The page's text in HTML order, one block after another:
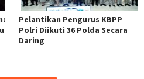
Pelantikan Pengurus KBPP
Polri Diikuti 36 Polda Secara
Daring